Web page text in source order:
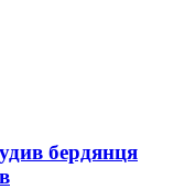
бердянця